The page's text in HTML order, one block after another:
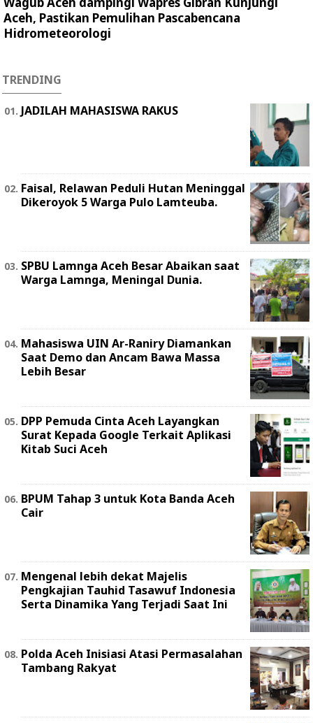
Aceh, Pastikan Pemulihan Pascabencana
Hidrometeorologi
TRENDING
JADILAH MAHASISWA RAKUS
Faisal, Relawan Peduli Hutan Meninggal
Dikeroyok 5 Warga Pulo Lamteuba.
SPBU Lamnga Aceh Besar Abaikan saat
Warga Lamnga, Meningal Dunia.
Mahasiswa UIN Ar-Raniry Diamankan
Saat Demo dan Ancam Bawa Massa
Lebih Besar
DPP Pemuda Cinta Aceh Layangkan
Surat Kepada Google Terkait Aplikasi
Kitab Suci Aceh
BPUM Tahap 3 untuk Kota Banda Aceh
Cair
Mengenal lebih dekat Majelis
Pengkajian Tauhid Tasawuf Indonesia
Serta Dinamika Yang Terjadi Saat Ini
Polda Aceh Inisiasi Atasi Permasalahan
Tambang Rakyat